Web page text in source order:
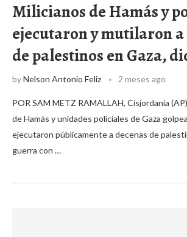
Milicianos de Hamás y
ejecutaron y mutilaron a
de palestinos en Gaza,
byNelson Antonio Feliz 2 meses ago
POR SAM METZ RAMALLAH, Cisjordania
de Hamás y unidades policiales de Gaza
ejecutaron públicamente a decenas de
guerra con …